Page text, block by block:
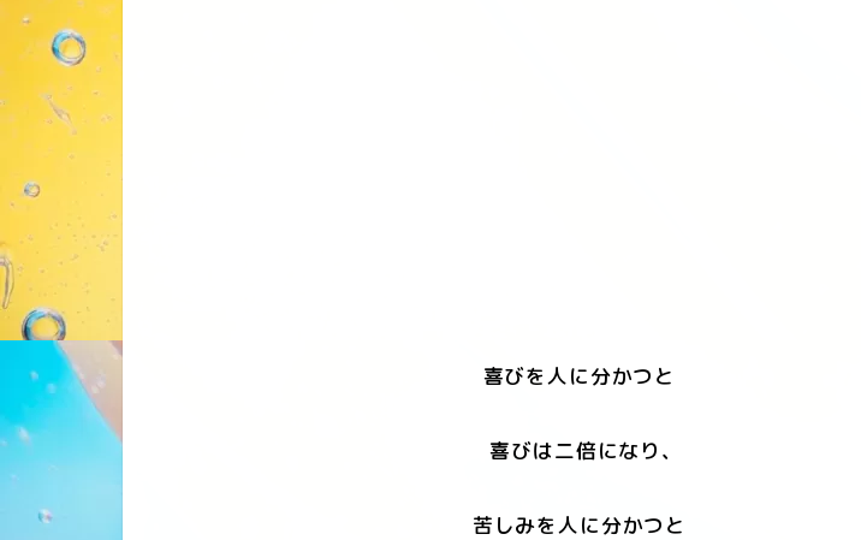
喜びを人に分かつと
喜びは二倍になり、
苦しみを人に分かつと